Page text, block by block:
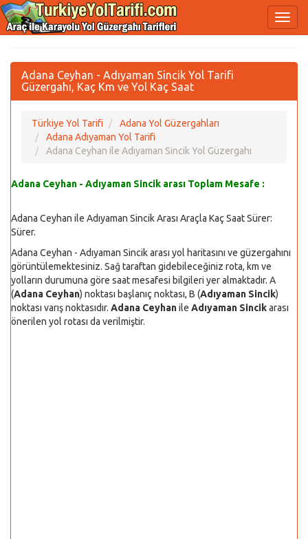
Adana Ceyhan - Adıyaman Sincik Yol Tarifi
Güzergahı, Kaç Km ve Yol Kaç Saat
Türkiye Yol Tarifi
Adana Yol Güzergahları
Adana Adıyaman Yol Tarifi
Adana Ceyhan ile Adıyaman Sincik Yol Güzergahı
Adana Ceyhan - Adıyaman Sincik arası Toplam Mesafe :
Adana Ceyhan ile Adıyaman Sincik Arası Araçla Kaç Saat Sürer:
Sürer.
Adana Ceyhan - Adıyaman Sincik arası yol haritasını ve güzergahını
görüntülemektesiniz. Sağ taraftan gidebileceğiniz rota, km ve
yolların durumuna göre saat mesafesi bilgileri yer almaktadır. A
(Adana Ceyhan) noktası başlanıç noktası, B (Adıyaman Sincik)
noktası varış noktasıdır. Adana Ceyhanile Adıyaman Sincikarası
önerilen yol rotası da verilmiştir.